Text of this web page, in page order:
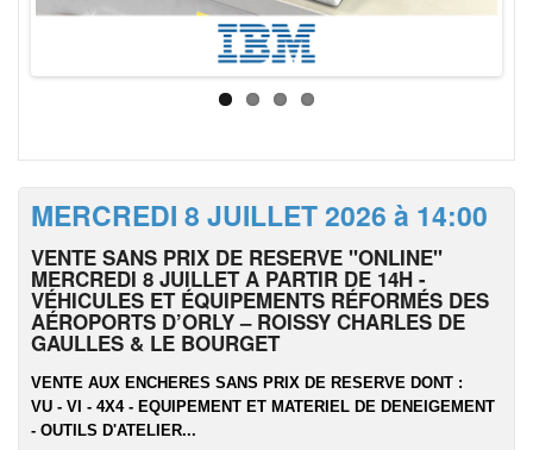
MERCREDI 8 JUILLET 2026 à 14:00
VENTE SANS PRIX DE RESERVE "ONLINE"
MERCREDI 8 JUILLET A PARTIR DE 14H -
VÉHICULES ET ÉQUIPEMENTS RÉFORMÉS DES
AÉROPORTS D’ORLY – ROISSY CHARLES DE
GAULLES & LE BOURGET
VENTE AUX ENCHERES SANS PRIX DE RESERVE DONT :
VU - VI - 4X4 - EQUIPEMENT ET MATERIEL DE DENEIGEMENT
- OUTILS D'ATELIER...